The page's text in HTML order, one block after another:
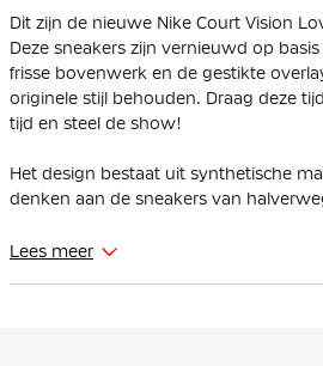
Dit zijn de nieuwe Nike Court Vision
Deze sneakers zijn vernieuwd op
frisse bovenwerk en de gestikte
originele stijl behouden. Draag deze
tijd en steel de show!
Het design bestaat uit synthetische
denken aan de sneakers van
De sneakers hebben een gewatteerde,
Lees meer